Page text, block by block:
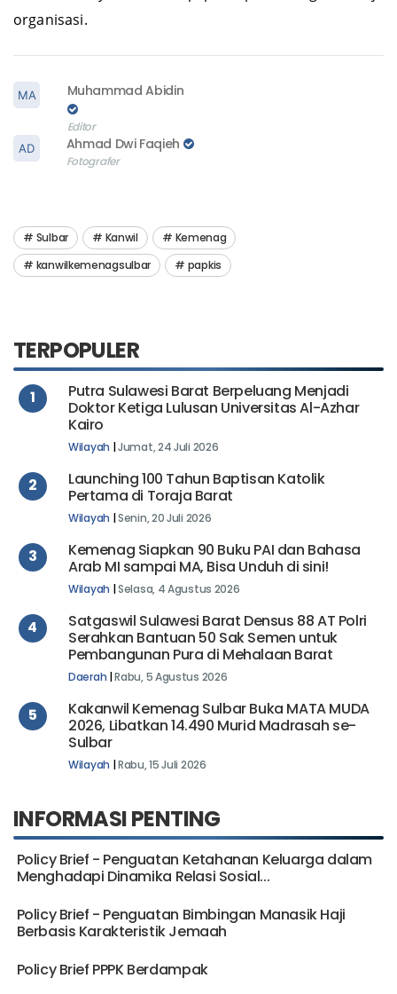
organisasi.
Muhammad Abidin
Editor
Ahmad Dwi Faqieh
Fotografer
Sulbar Kanwil
Kemenag
kanwilkemenagsulbar
papkis
TERPOPULER
1
Putra Sulawesi Barat Berpeluang Menjadi
Doktor Ketiga Lulusan Universitas Al-Azhar
Kairo
Wilayah |Jumat, 24 Juli 2026
2
Launching 100 Tahun Baptisan Katolik
Pertama di Toraja Barat
Wilayah |Senin, 20 Juli 2026
3
Kemenag Siapkan 90 Buku PAI dan Bahasa
Arab MI sampai MA, Bisa Unduh di sini!
Wilayah |Selasa, 4 Agustus 2026
4
Satgaswil Sulawesi Barat Densus 88 AT Polri
Serahkan Bantuan 50 Sak Semen untuk
Pembangunan Pura di Mehalaan Barat
Daerah |Rabu, 5 Agustus 2026
5
Kakanwil Kemenag Sulbar Buka MATA MUDA
2026, Libatkan 14.490 Murid Madrasah se-
Sulbar
Wilayah |Rabu, 15 Juli 2026
INFORMASI PENTING
Policy Brief - Penguatan Ketahanan Keluarga dalam
Menghadapi Dinamika Relasi Sosial...
Policy Brief - Penguatan Bimbingan Manasik Haji
Berbasis Karakteristik Jemaah
Policy Brief PPPK Berdampak